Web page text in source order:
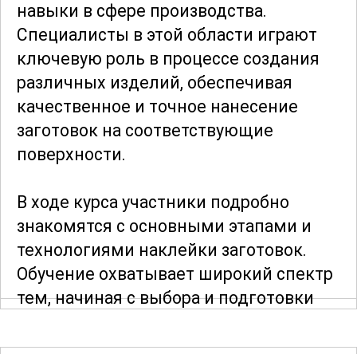
навыки в сфере производства.
Специалисты в этой области играют
ключевую роль в процессе создания
различных изделий, обеспечивая
качественное и точное нанесение
заготовок на соответствующие
поверхности.
В ходе курса участники подробно
знакомятся с основными этапами и
технологиями наклейки заготовок.
Обучение охватывает широкий спектр
тем, начиная с выбора и подготовки
работы с различными типами